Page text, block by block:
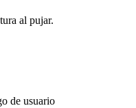
al pujar.
de usuario